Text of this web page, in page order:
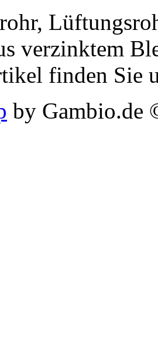
verzinktem
finden Sie
by Gambio.de